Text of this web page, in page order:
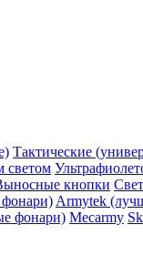
Тактические
светом
кнопки
фонари) Armytek
фонари) Mecarmy